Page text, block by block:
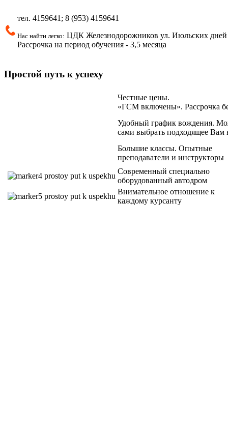
тел. 4159641; 8 (953) 4159641
Нас найти легко: ЦДК Железнодорожников ул. Июльских
Рассрочка на период обучения - 3,5 месяца
Простой путь к успеху
Честные цены.
«ГСМ включены». Рассрочка
Удобный график вождения.
сами выбрать подходящее Вам
Большие классы. Опытные
преподаватели и инструкторы
Современный специально
оборудованный автодром
Внимательное отношение к
каждому курсанту